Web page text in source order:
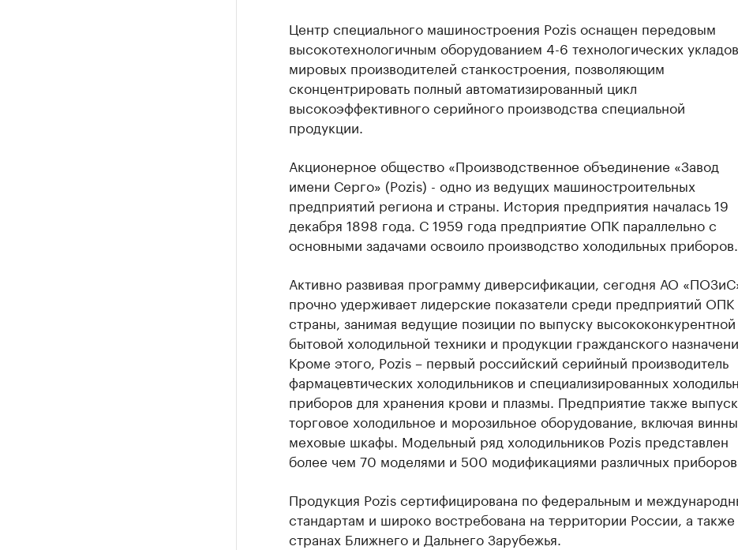
Центр специального машиностроения Pozis оснащен передовым
высокотехнологичным оборудованием 4-6 технологических укладов
мировых производителей станкостроения, позволяющим
сконцентрировать полный автоматизированный цикл
высокоэффективного серийного производства специальной
продукции.
Акционерное общество «Производственное объединение «Завод
имени Серго» (Pozis) - одно из ведущих машиностроительных
предприятий региона и страны. История предприятия началась 19
декабря 1898 года. С 1959 года предприятие ОПК параллельно с
основными задачами освоило производство холодильных приборов.
Активно развивая программу диверсификации, сегодня АО
прочно удерживает лидерские показатели среди предприятий ОПК
страны, занимая ведущие позиции по выпуску высококонкурентной
бытовой холодильной техники и продукции гражданского
Кроме этого, Pozis – первый российский серийный производитель
фармацевтических холодильников и специализированных
приборов для хранения крови и плазмы. Предприятие также
торговое холодильное и морозильное оборудование, включая
меховые шкафы. Модельный ряд холодильников Pozis представлен
более чем 70 моделями и 500 модификациями различных
Продукция Pozis сертифицирована по федеральным и
стандартам и широко востребована на территории России, а также
странах Ближнего и Дальнего Зарубежья.